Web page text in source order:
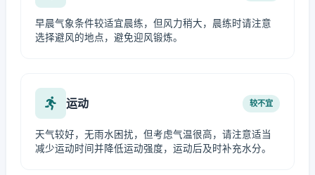
早晨气象条件较适宜晨练，但风力稍大，晨练时请注意
选择避风的地点，避免迎风锻炼。
运动 较不宜
天气较好，无雨水困扰，但考虑气温很高，请注意适当
减少运动时间并降低运动强度，运动后及时补充水分。